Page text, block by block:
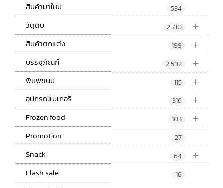
สินค้ามาใหม่ 534
+
วัตุดิบ 2,710
+
สินค้าตกแต่ง 199
+
บรรจุภัณฑ์ 2,592
+
พิมพ์ขนม 115
+
อุปกรณ์เบเกอรี่ 316
+
Frozen food 103
Promotion 27
+
Snack 64
Flash sale 16